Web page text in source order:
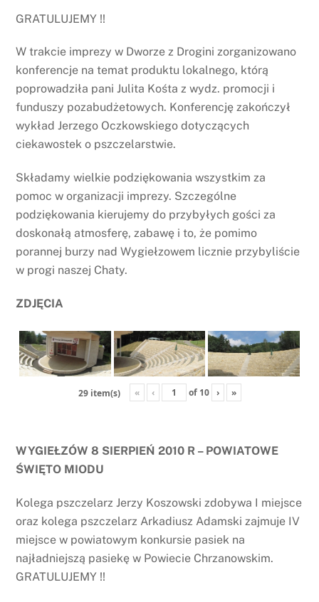
GRATULUJEMY !!
W trakcie imprezy w Dworze z Drogini zorganizowano
konferencje na temat produktu lokalnego, którą
poprowadziła pani Julita Kośta z wydz. promocji i
funduszy pozabudżetowych. Konferencję zakończył
wykład Jerzego Oczkowskiego dotyczących
ciekawostek o pszczelarstwie.
Składamy wielkie podziękowania wszystkim za
pomoc w organizacji imprezy. Szczególne
podziękowania kierujemy do przybyłych gości za
doskonałą atmosferę, zabawę i to, że pomimo
porannej burzy nad Wygiełzowem licznie przybyliście
w progi naszej Chaty.
ZDJĘCIA
29 item(s) « ‹ of 10 › »
WYGIEŁZÓW 8 SIERPIEŃ 2010 R – POWIATOWE
ŚWIĘTO MIODU
Kolega pszczelarz Jerzy Koszowski zdobywa I miejsce
oraz kolega pszczelarz Arkadiusz Adamski zajmuje IV
miejsce w powiatowym konkursie pasiek na
najładniejszą pasiekę w Powiecie Chrzanowskim.
GRATULUJEMY !!